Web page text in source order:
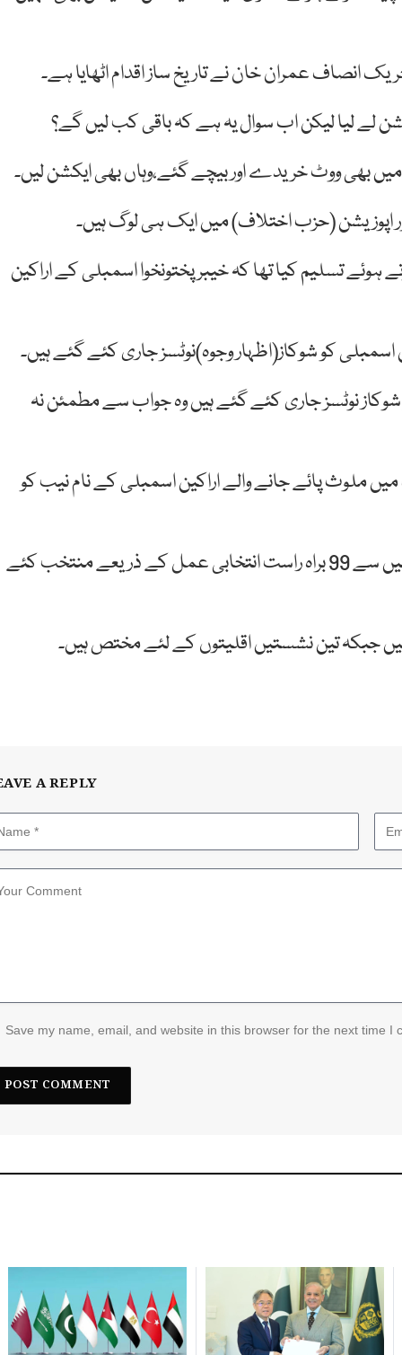
انصاف عمران خان نے تاریخ ساز اقدام اٹھایا ہے۔
لے لیا لیکن اب سوال یہ ہے کہ باقی کب لیں گے؟
میں بھی ووٹ خریدے اور بیچے گئے،وہاں بھی ایکشن لیں۔
اپوزیشن (حزب اختلاف) میں ایک ہی لوگ ہیں۔
تسلیم کیا تھا کہ خیبرپختونخوا اسمبلی کے اراکین
نوٹسز جاری کئے گئے ہیں وہ جواب سے مطمئن نہ
ملوث پائے جانے والے اراکین اسمبلی کے نام نیب کو
خیبرپختونخوا اسمبلی 124 اراکین پر مشتمل ہے جس میں سے 99 براہ راست انتخابی عمل کے ذریعے منتخب کئے
A REPLY
Save my name, email, and website in this browser for the next time I